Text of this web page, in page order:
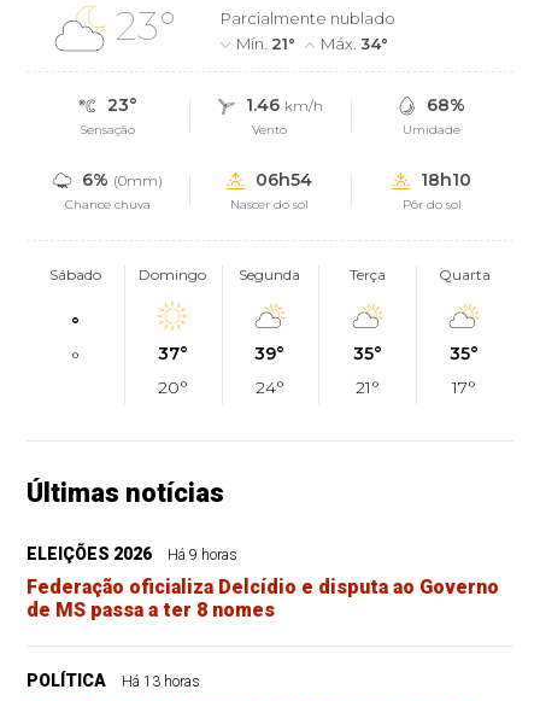
23°
Parcialmente nublado
Mín. 21° Máx.34°
23°
Sensação
1.46 km/h
Vento
68%
Umidade
6% (0mm)
Chance chuva
06h54
Nascer do sol
18h10
Pôr do sol
Sábado
°
°
Domingo
37°
20°
Segunda
39°
24°
Terça
35°
21°
Quarta
35°
17°
Últimas notícias
ELEIÇÕES 2026 Há 9 horas
Federação oficializa Delcídio e disputa ao Governo
de MS passa a ter 8 nomes
POLÍTICA Há 13 horas